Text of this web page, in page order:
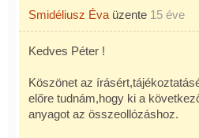
Smidéliusz Éva üzente 15 éve
Kedves Péter !
Köszönet az
előre tudnám,hogy ki a
anyagot az összeollózáshoz.